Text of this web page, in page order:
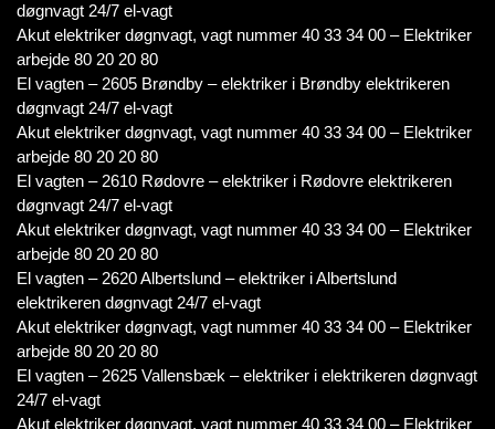
døgnvagt 24/7 el-vagt
Akut elektriker døgnvagt, vagt nummer 40 33 34 00 – Elektriker
arbejde 80 20 20 80
El vagten – 2605 Brøndby – elektriker i Brøndby elektrikeren
døgnvagt 24/7 el-vagt
Akut elektriker døgnvagt, vagt nummer 40 33 34 00 – Elektriker
arbejde 80 20 20 80
El vagten – 2610 Rødovre – elektriker i Rødovre elektrikeren
døgnvagt 24/7 el-vagt
Akut elektriker døgnvagt, vagt nummer 40 33 34 00 – Elektriker
arbejde 80 20 20 80
El vagten – 2620 Albertslund – elektriker i Albertslund
elektrikeren døgnvagt 24/7 el-vagt
Akut elektriker døgnvagt, vagt nummer 40 33 34 00 – Elektriker
arbejde 80 20 20 80
El vagten – 2625 Vallensbæk – elektriker i elektrikeren døgnvagt
24/7 el-vagt
Akut elektriker døgnvagt, vagt nummer 40 33 34 00 – Elektriker